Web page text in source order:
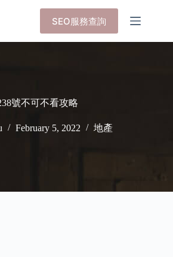
SEO服務查詢
號不可不看攻略
February 5, 2022 地產